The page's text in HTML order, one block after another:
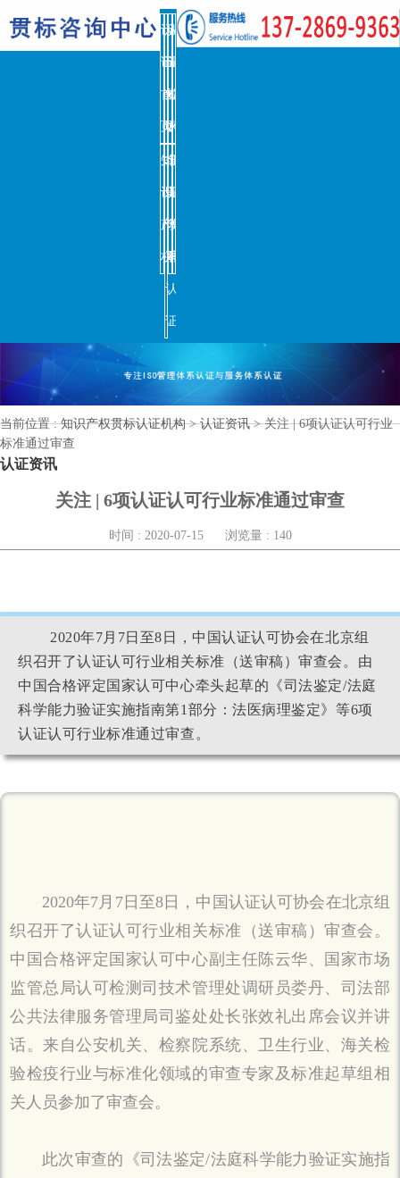
认
证
首
页
认
证
知
识
认
证
机
构
机
构
案
例
知
识
产
权
培
训
体
系
认
证
认
证
资
讯
联
系
我
们
当前位置 :知识产权贯标认证机构 > 认证资讯 >关注 | 6项认证认可行业
标准通过审查
认证资讯
关注 | 6项认证认可行业标准通过审查
时间 : 2020-07-15 浏览量 : 140
2020年7月7日至8日，中国认证认可协会在北京组
织召开了认证认可行业相关标准（送审稿）审查会。由
中国合格评定国家认可中心牵头起草的《司法鉴定/法庭
科学能力验证实施指南第1部分：法医病理鉴定》等6项
认证认可行业标准通过审查。
2020年7月7日至8日，中国认证认可协会在北京组
织召开了认证认可行业相关标准（送审稿）审查会。
中国合格评定国家认可中心副主任陈云华、国家市场
监管总局认可检测司技术管理处调研员娄丹、司法部
公共法律服务管理局司鉴处处长张效礼出席会议并讲
话。来自公安机关、检察院系统、卫生行业、海关检
验检疫行业与标准化领域的审查专家及标准起草组相
关人员参加了审查会。
此次审查的《司法鉴定/法庭科学能力验证实施指